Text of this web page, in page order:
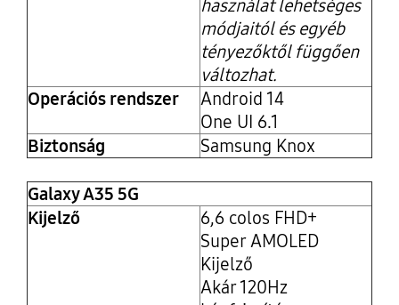
használat lehetséges
módjaitól és egyéb
tényezőktől függően
változhat.
Operációs rendszer
Android 14
One UI 6.1
Biztonság
Samsung Knox
Galaxy A35 5G
Kijelző
6,6 colos FHD+
Super AMOLED
Kijelző
Akár 120Hz